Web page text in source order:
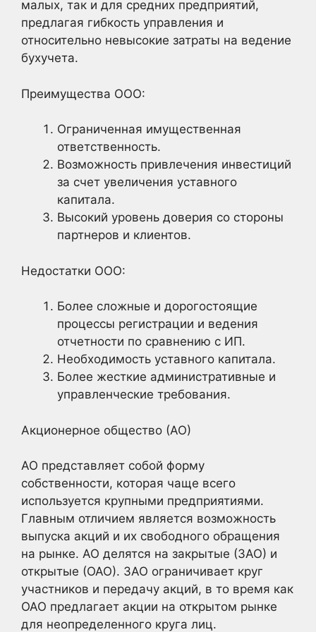
малых, так и для средних предприятий,
предлагая гибкость управления и
относительно невысокие затраты на ведение
бухучета.
Преимущества ООО:
Ограниченная имущественная
ответственность.
Возможность привлечения инвестиций
за счет увеличения уставного
капитала.
Высокий уровень доверия со стороны
партнеров и клиентов.
Недостатки ООО:
Более сложные и дорогостоящие
процессы регистрации и ведения
отчетности по сравнению с ИП.
Необходимость уставного капитала.
Более жесткие административные и
управленческие требования.
Акционерное общество (АО)
АО представляет собой форму
собственности, которая чаще всего
используется крупными предприятиями.
Главным отличием является возможность
выпуска акций и их свободного обращения
на рынке. АО делятся на закрытые (ЗАО) и
открытые (ОАО). ЗАО ограничивает круг
участников и передачу акций, в то время как
ОАО предлагает акции на открытом рынке
для неопределенного круга лиц.